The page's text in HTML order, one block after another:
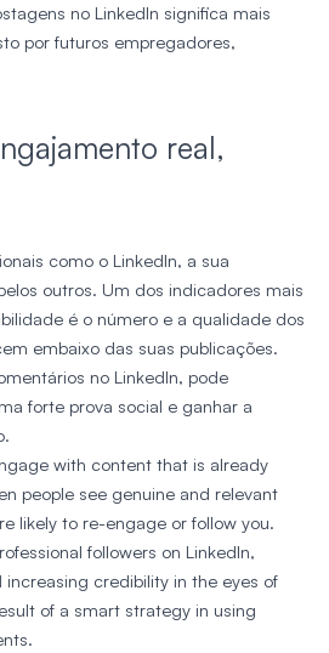
no LinkedIn significa mais
por futuros empregadores,
real,
como o LinkedIn, a sua
outros. Um dos indicadores mais
é o número e a qualidade dos
embaixo das suas publicações.
no LinkedIn, pode
forte prova social e ganhar a
with content that is already
people see genuine and relevant
likely to re-engage or follow you.
followers on LinkedIn,
credibility in the eyes of
of a smart strategy in using